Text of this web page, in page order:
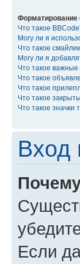
Форматирование
Что такое
Могу ли я
Что такое
Могу ли я
Что такое
Что такое
Что такое
Что такое
Что такое значки
Вход
Если